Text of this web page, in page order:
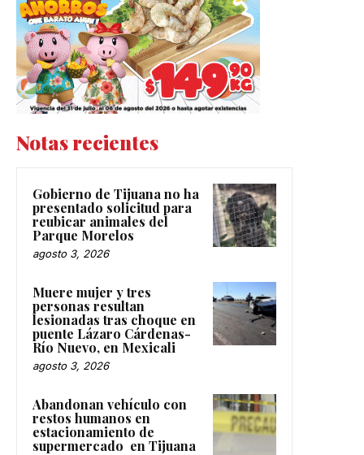
Notas recientes
Gobierno de Tijuana no ha
presentado solicitud para
reubicar animales del
Parque Morelos
agosto 3, 2026
Muere mujer y tres
personas resultan
lesionadas tras choque en
puente Lázaro Cárdenas-
Río Nuevo, en Mexicali
agosto 3, 2026
Abandonan vehículo con
restos humanos en
estacionamiento de
supermercado en Tijuana